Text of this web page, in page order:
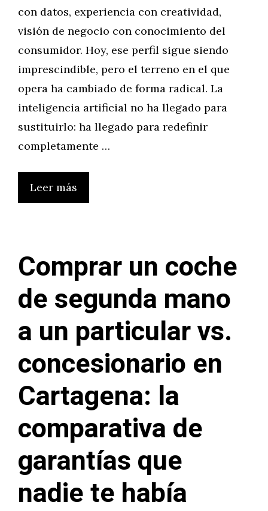
con datos, experiencia con creatividad,
visión de negocio con conocimiento del
consumidor. Hoy, ese perfil sigue siendo
imprescindible, pero el terreno en el que
opera ha cambiado de forma radical. La
inteligencia artificial no ha llegado para
sustituirlo: ha llegado para redefinir
completamente …
Leer más
Comprar un coche
de segunda mano
a un particular vs.
concesionario en
Cartagena: la
comparativa de
garantías que
nadie te había